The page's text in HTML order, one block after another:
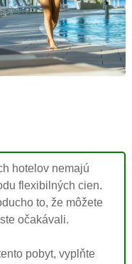
hotelov nemajú
flexibilných cien.
to, že môžete
očakávali.
pobyt, vyplňte